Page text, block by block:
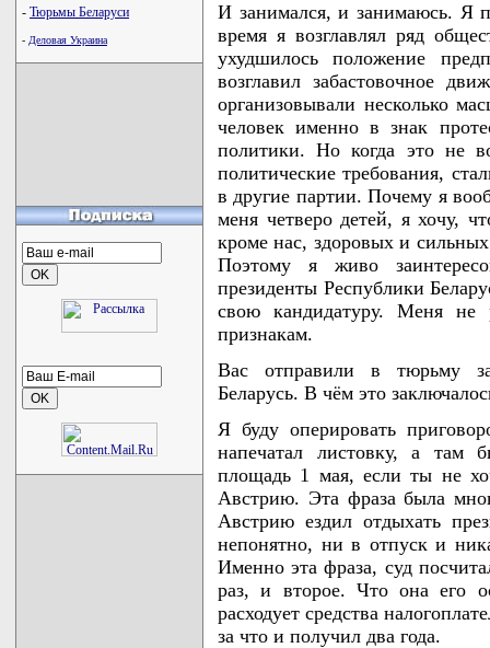
- Тюрьмы Беларуси
- Деловая Украина
И занимался, и занимаюсь. Я
время я возглавлял ряд
ухудшилось положение
возглавил забастовочное
организовывали несколько
человек именно в знак
политики. Но когда это не
политические требования,
в другие партии. Почему я
меня четверо детей, я хочу,
кроме нас, здоровых и
Поэтому я живо
президенты Республики
свою кандидатуру. Меня не
признакам.
Вас отправили в тюрьму за
Беларусь. В чём это
Я буду оперировать
напечатал листовку, а там
площадь 1 мая, если ты не
Австрию. Эта фраза была
Австрию ездил отдыхать
непонятно, ни в отпуск и
Именно эта фраза, суд
раз, и второе. Что она его
расходует средства
за что и получил два года.